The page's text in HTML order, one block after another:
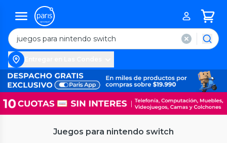
Juegos para nintendo switch